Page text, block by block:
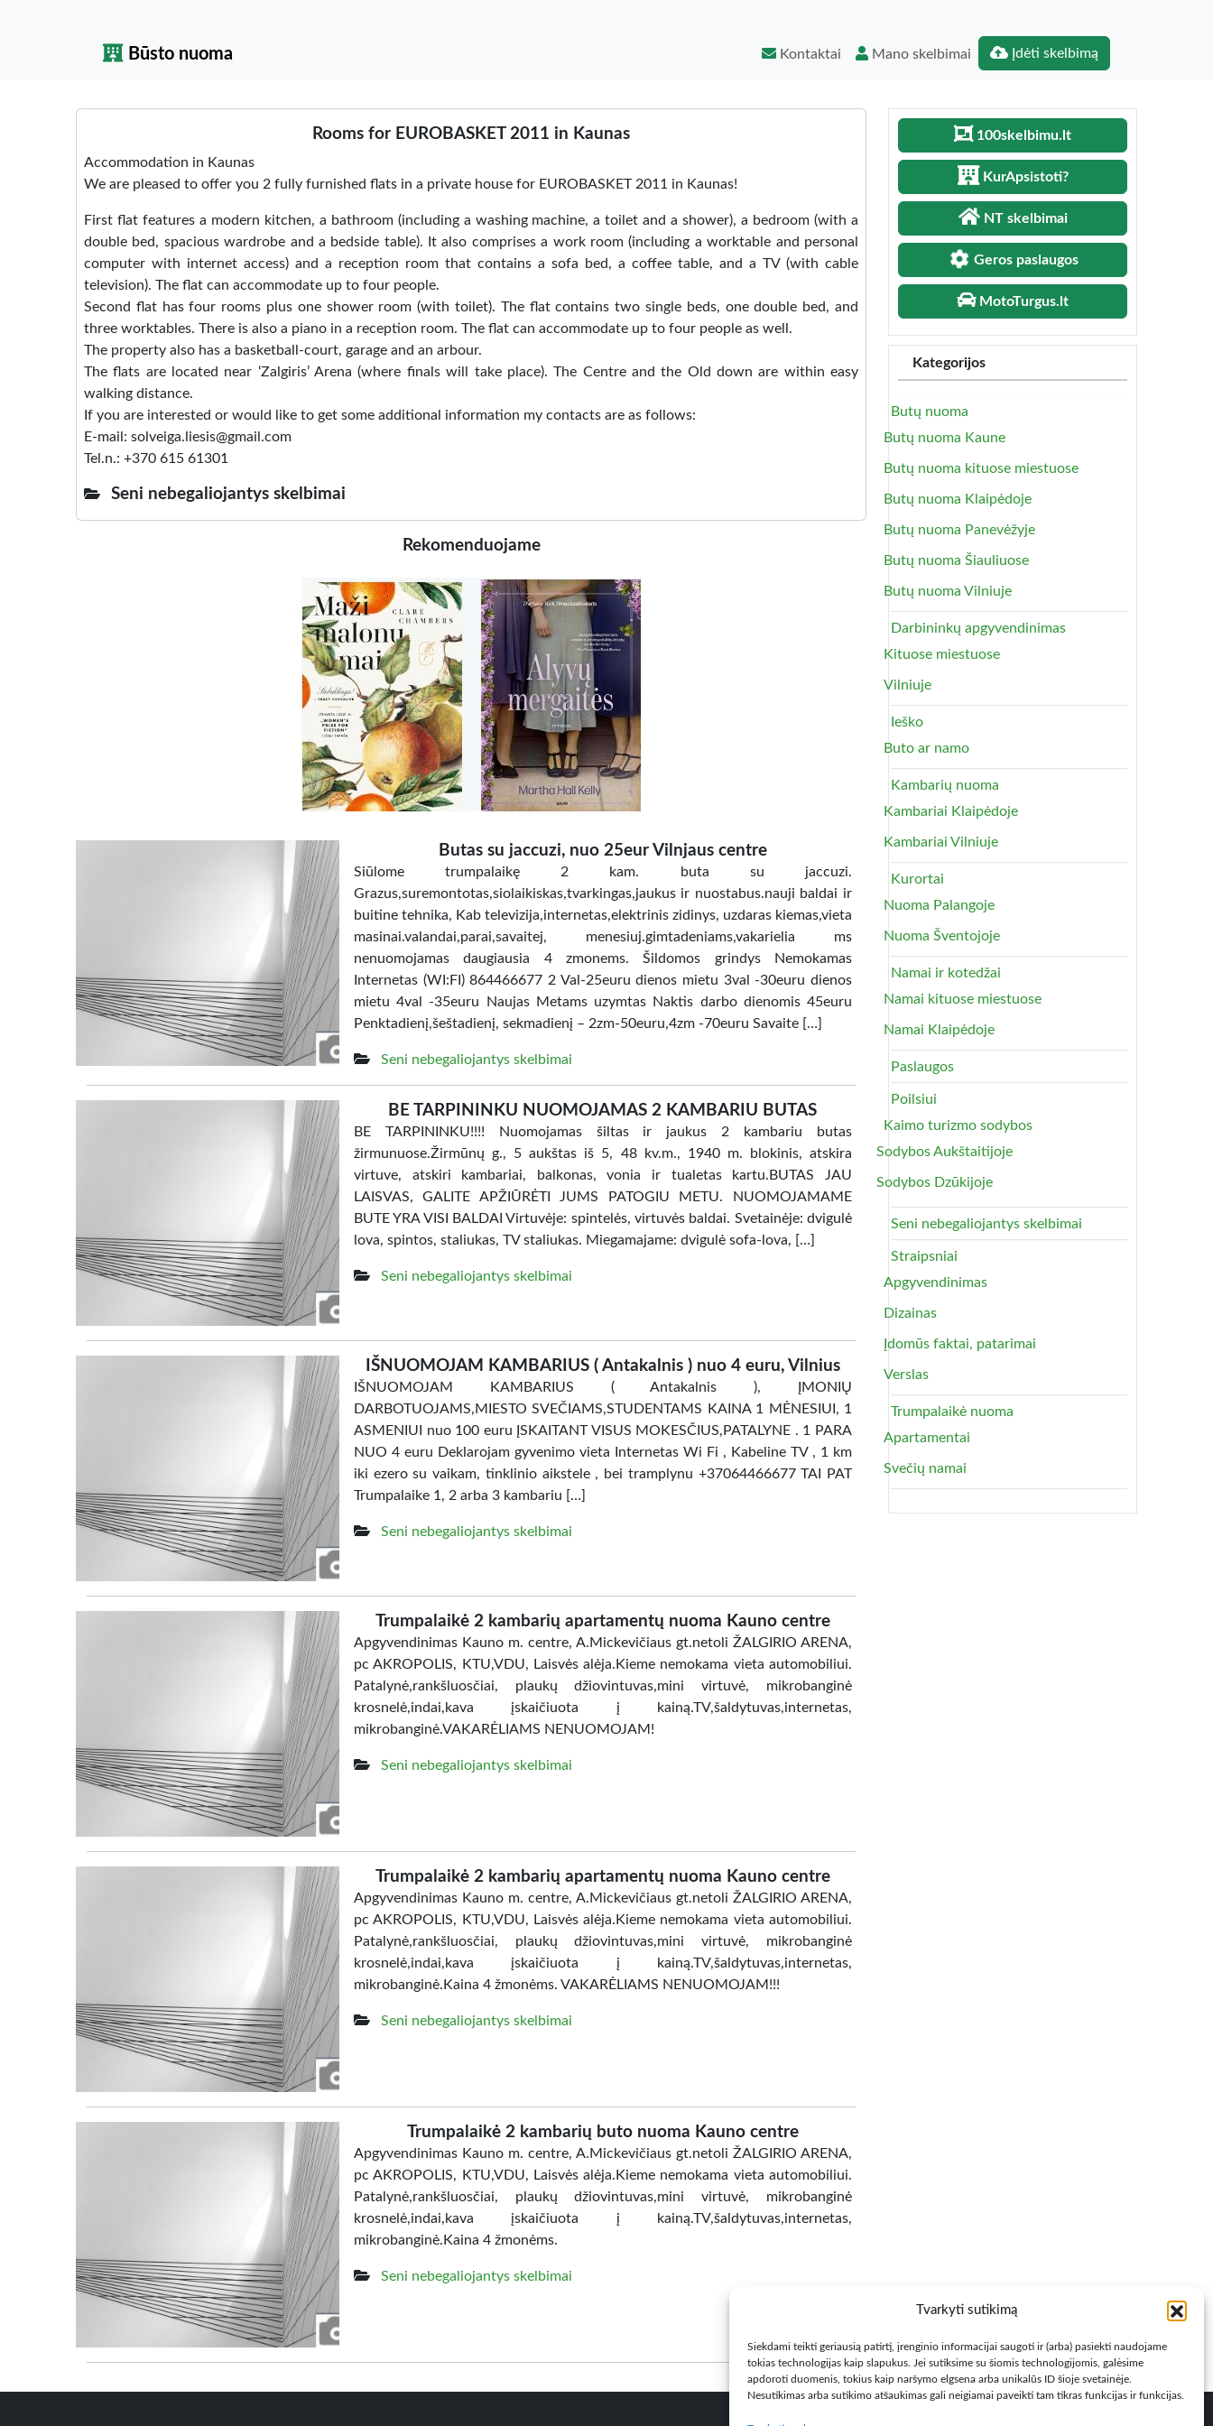
Tvarkyti sutikimą
Siekdami teikti geriausią patirtį, įrenginio informacijai saugoti ir (arba) pasiekti naudojame
tokias technologijas kaip slapukus. Jei sutiksime su šiomis technologijomis, galėsime
apdoroti duomenis, tokius kaip naršymo elgsena arba unikalūs ID šioje svetainėje.
Nesutikimas arba sutikimo atšaukimas gali neigiamai paveikti tam tikras funkcijas ir funkcijas.
Būsto nuoma Kontaktai Mano skelbimai Įdėti skelbimą
Rooms for EUROBASKET 2011 in Kaunas
Accommodation in Kaunas
We are pleased to offer you 2 fully furnished flats in a private house for EUROBASKET 2011 in Kaunas!
First flat features a modern kitchen, a bathroom (including a washing machine, a toilet and a shower), a bedroom (with a
double bed, spacious wardrobe and a bedside table). It also comprises a work room (including a worktable and personal
computer with internet access) and a reception room that contains a sofa bed, a coffee table, and a TV (with cable
television). The flat can accommodate up to four people.
Second flat has four rooms plus one shower room (with toilet). The flat contains two single beds, one double bed, and
three worktables. There is also a piano in a reception room. The flat can accommodate up to four people as well.
The property also has a basketball-court, garage and an arbour.
The flats are located near ‘Zalgiris’ Arena (where finals will take place). The Centre and the Old down are within easy
walking distance.
If you are interested or would like to get some additional information my contacts are as follows:
E-mail: solveiga.liesis@gmail.com
Tel.n.: +370 615 61301
Seni nebegaliojantys skelbimai
Rekomenduojame
Butas su jaccuzi, nuo 25eur Vilnjaus centre
Siūlome trumpalaikę 2 kam. buta su jaccuzi.
Grazus,suremontotas,siolaikiskas,tvarkingas,jaukus ir nuostabus.nauji baldai ir
buitine tehnika, Kab televizija,internetas,elektrinis zidinys, uzdaras kiemas,vieta
masinai.valandai,parai,savaitej, menesiuj.gimtadeniams,vakarielia ms
nenuomojamas daugiausia 4 zmonems. Šildomos grindys Nemokamas
Internetas (WI:FI) 864466677 2 Val-25euru dienos mietu 3val -30euru dienos
mietu 4val -35euru Naujas Metams uzymtas Naktis darbo dienomis 45euru
Penktadienį,šeštadienį, sekmadienį – 2zm-50euru,4zm -70euru Savaite […]
Seni nebegaliojantys skelbimai
BE TARPININKU NUOMOJAMAS 2 KAMBARIU BUTAS
BE TARPININKU!!!! Nuomojamas šiltas ir jaukus 2 kambariu butas
žirmunuose.Žirmūnų g., 5 aukštas iš 5, 48 kv.m., 1940 m. blokinis, atskira
virtuve, atskiri kambariai, balkonas, vonia ir tualetas kartu.BUTAS JAU
LAISVAS, GALITE APŽIŪRĖTI JUMS PATOGIU METU. NUOMOJAMAME
BUTE YRA VISI BALDAI Virtuvėje: spintelės, virtuvės baldai. Svetainėje: dvigulė
lova, spintos, staliukas, TV staliukas. Miegamajame: dvigulė sofa-lova, […]
Seni nebegaliojantys skelbimai
IŠNUOMOJAM KAMBARIUS ( Antakalnis ) nuo 4 euru, Vilnius
IŠNUOMOJAM KAMBARIUS ( Antakalnis ), ĮMONIŲ
DARBOTUOJAMS,MIESTO SVEČIAMS,STUDENTAMS KAINA 1 MĖNESIUI, 1
ASMENIUI nuo 100 euru ĮSKAITANT VISUS MOKESČIUS,PATALYNE . 1 PARA
NUO 4 euru Deklarojam gyvenimo vieta Internetas Wi Fi , Kabeline TV , 1 km
iki ezero su vaikam, tinklinio aikstele , bei tramplynu +37064466677 TAI PAT
Trumpalaike 1, 2 arba 3 kambariu […]
Seni nebegaliojantys skelbimai
Trumpalaikė 2 kambarių apartamentų nuoma Kauno centre
Apgyvendinimas Kauno m. centre, A.Mickevičiaus gt.netoli ŽALGIRIO ARENA,
pc AKROPOLIS, KTU,VDU, Laisvės alėja.Kieme nemokama vieta automobiliui.
Patalynė,rankšluosčiai, plaukų džiovintuvas,mini virtuvė, mikrobanginė
krosnelė,indai,kava įskaičiuota į kainą.TV,šaldytuvas,internetas,
mikrobanginė.VAKARĖLIAMS NENUOMOJAM!
Seni nebegaliojantys skelbimai
Trumpalaikė 2 kambarių apartamentų nuoma Kauno centre
Apgyvendinimas Kauno m. centre, A.Mickevičiaus gt.netoli ŽALGIRIO ARENA,
pc AKROPOLIS, KTU,VDU, Laisvės alėja.Kieme nemokama vieta automobiliui.
Patalynė,rankšluosčiai, plaukų džiovintuvas,mini virtuvė, mikrobanginė
krosnelė,indai,kava įskaičiuota į kainą.TV,šaldytuvas,internetas,
mikrobanginė.Kaina 4 žmonėms. VAKARĖLIAMS NENUOMOJAM!!!
Seni nebegaliojantys skelbimai
Trumpalaikė 2 kambarių buto nuoma Kauno centre
Apgyvendinimas Kauno m. centre, A.Mickevičiaus gt.netoli ŽALGIRIO ARENA,
pc AKROPOLIS, KTU,VDU, Laisvės alėja.Kieme nemokama vieta automobiliui.
Patalynė,rankšluosčiai, plaukų džiovintuvas,mini virtuvė, mikrobanginė
krosnelė,indai,kava įskaičiuota į kainą.TV,šaldytuvas,internetas,
mikrobanginė.Kaina 4 žmonėms.
Seni nebegaliojantys skelbimai
100skelbimu.lt
KurApsistoti?
NT skelbimai
Geros paslaugos
MotoTurgus.lt
Kategorijos
Butų nuoma
Butų nuoma Kaune
Butų nuoma kituose miestuose
Butų nuoma Klaipėdoje
Butų nuoma Panevėžyje
Butų nuoma Šiauliuose
Butų nuoma Vilniuje
Darbininkų apgyvendinimas
Kituose miestuose
Vilniuje
Ieško
Buto ar namo
Kambarių nuoma
Kambariai Klaipėdoje
Kambariai Vilniuje
Kurortai
Nuoma Palangoje
Nuoma Šventojoje
Namai ir kotedžai
Namai kituose miestuose
Namai Klaipėdoje
Paslaugos
Poilsiui
Kaimo turizmo sodybos
Sodybos Aukštaitijoje
Sodybos Dzūkijoje
Seni nebegaliojantys skelbimai
Straipsniai
Apgyvendinimas
Dizainas
Įdomūs faktai, patarimai
Verslas
Trumpalaikė nuoma
Apartamentai
Svečių namai